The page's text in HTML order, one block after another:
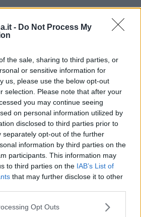
- Do Not Process My
the sale, sharing to third parties, or
or sensitive information for
us, please use the below opt-out
selection. Please note that after your
you may continue seeing
on personal information utilized by
disclosed to third parties prior to
separately opt-out of the further
information by third parties on the
participants. This information may
to third parties on the IAB’s List of
that may further disclose it to other
Opt Outs
anche:
otti
possibili